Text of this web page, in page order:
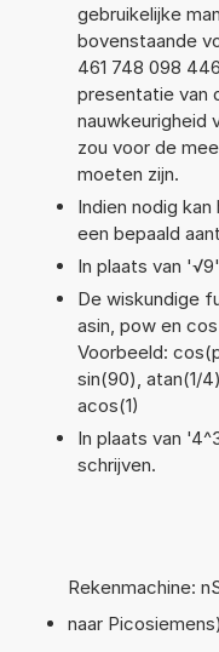
gebruikelijke
bovenstaande
461 748 098
presentatie van
nauwkeurigheid
zou voor de
moeten zijn.
Indien nodig
een bepaald
In plaats van
De wiskundige
asin, pow en
Voorbeeld:
sin(90), atan(1/
acos(1)
In plaats van
schrijven.
Rekenmachine:
naar Picosiemens)